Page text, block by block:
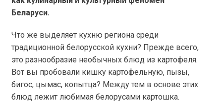
Беларуси.
Что же выделяет кухню региона среди
традиционной белорусской кухни? Прежде всего,
это разнообразие необычных блюд из картофеля.
Вот вы пробовали кишку картофельную, пызы,
бигос, цымас, копытца? Между тем в основе этих
блюд лежит любимая белорусами картошка.